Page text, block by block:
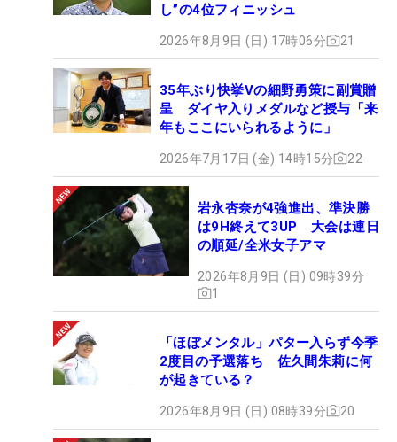
し”の4位フィニッシュ
2026年8月9日 (日) 17時06分 21
35年ぶり快挙Vの細野勇策に副賞贈
呈 ダイヤ入りメダルなど授与「来
年もここにいられるように」
2026年7月17日 (金) 14時15分 22
岩永杏奈が4強進出、準決勝
は9H終えて3UP 大会は連日
の順延/全米女子アマ
2026年8月9日 (日) 09時39分
1
「ほぼメンタル」パター入らず今季
2度目の予選落ち 佐久間朱莉に何
が起きている？
2026年8月9日 (日) 08時39分 20